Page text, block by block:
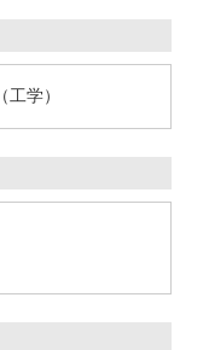
学）